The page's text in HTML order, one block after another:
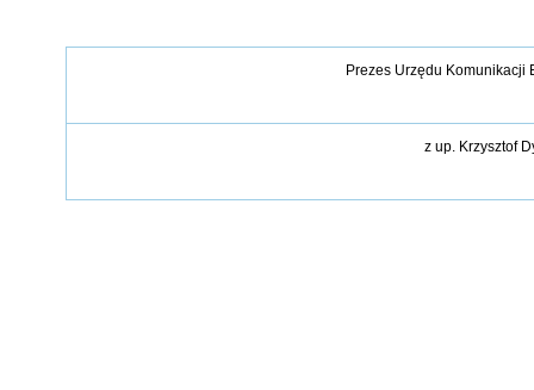
Prezes Urzędu Komunikacji
z up. Krzysztof